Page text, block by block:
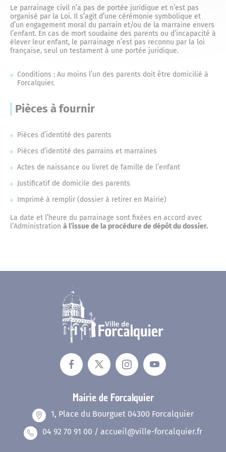
Le parrainage civil n’a pas de portée juridique et n’est pas
organisé par la Loi. Il s’agit d’une cérémonie symbolique et
d’un engagement moral du parrain et/ou de la marraine envers
l’enfant. En cas de mort soudaine des parents ou d’incapacité à
élever leur enfant, le parrainage n’est pas reconnu par la loi
française, seul un testament à une portée juridique.
Conditions : Au moins l’un des parents doit être domicilié à
Forcalquier.
Pièces à fournir
Pièces d’identité des parents
Pièces d’identité des parrains et marraines
Actes de naissance ou livret de famille de l’enfant
Justificatif de domicile des parents
Imprimé à remplir (dossier à retirer en Mairie)
La date et l’heure du parrainage sont fixées en accord avec
l’Administration à l’issue de la procédure de dépôt du dossier.
Mairie de Forcalquier
1, Place du Bourguet 04300 Forcalquier
04 92 70 91 00 / accueil@ville-forcalquier.fr